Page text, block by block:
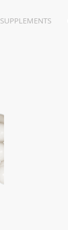
SUPPLEMENTS